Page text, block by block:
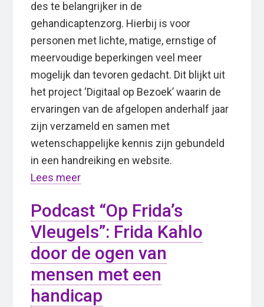
des te belangrijker in de
gehandicaptenzorg. Hierbij is voor
personen met lichte, matige, ernstige of
meervoudige beperkingen veel meer
mogelijk dan tevoren gedacht. Dit blijkt uit
het project ‘Digitaal op Bezoek’ waarin de
ervaringen van de afgelopen anderhalf jaar
zijn verzameld en samen met
wetenschappelijke kennis zijn gebundeld
in een handreiking en website.
Lees meer
Podcast “Op Frida’s
Vleugels”: Frida Kahlo
door de ogen van
mensen met een
handicap